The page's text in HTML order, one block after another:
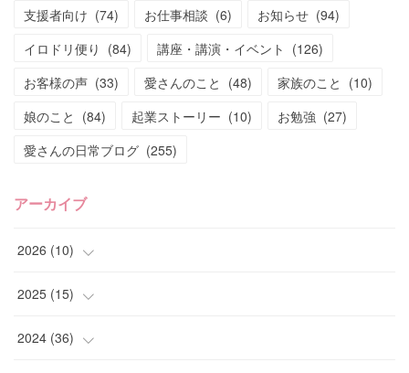
支援者向け (74) お仕事相談 (6) お知らせ (94)
イロドリ便り (84) 講座・講演・イベント (126)
お客様の声 (33) 愛さんのこと (48) 家族のこと (10)
娘のこと (84) 起業ストーリー (10) お勉強 (27)
愛さんの日常ブログ (255)
アーカイブ
2026 (10)
(1)
(4)
2025 (15)
(4)
2024 (36)